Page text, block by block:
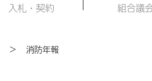
入札・契約 組合議
消防年報